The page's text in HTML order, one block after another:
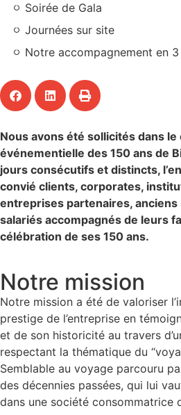
Soirée de Gala
Journées sur site
Notre accompagnement en
Nous avons été sollicités dans le
événementielle des 150 ans de
jours consécutifs et distincts,
convié clients, corporates,
entreprises partenaires,
salariés accompagnés de leurs
célébration de ses 150 ans.
Notre mission
Notre mission a été de valoriser
prestige de l’entreprise en
et de son historicité au travers
respectant la thématique du
Semblable au voyage parcouru
des décennies passées, qui lui
dans une société consommatrice